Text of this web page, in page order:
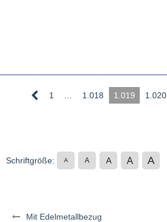
Mit Edelmetallbezug
1 1.018 1.019 1.020
Schriftgröße: A A A A A